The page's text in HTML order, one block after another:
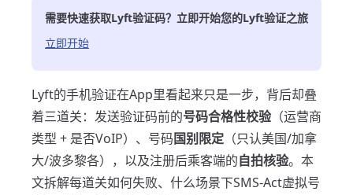
需要快速获取Lyft验证码？立即开始您的Lyft验证之旅
立即开始
Lyft的手机验证在App里看起来只是一步，背后却叠
着三道关：发送验证码前的号码合格性校验（运营商
类型 + 是否VoIP）、号码国别限定 （只认美国/加拿
大/波多黎各），以及注册后乘客端的自拍核验。本
文拆解每道关如何失败、什么场景下SMS-Act虚拟号